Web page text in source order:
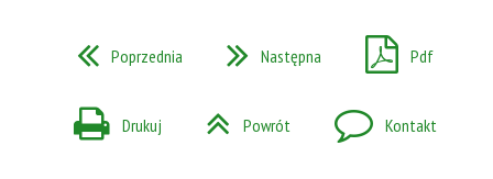
Poprzednia Następna Pdf
Drukuj Powrót Kontakt